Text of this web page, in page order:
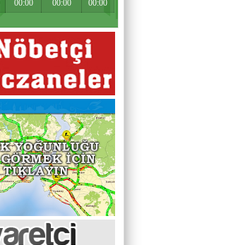
00:00 00:00 00:00